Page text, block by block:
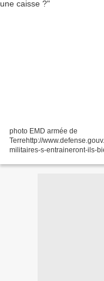
photo EMD armée de
Terrehttp://
militaires-s-entraineront-ils-
ont testé mi-septembre...